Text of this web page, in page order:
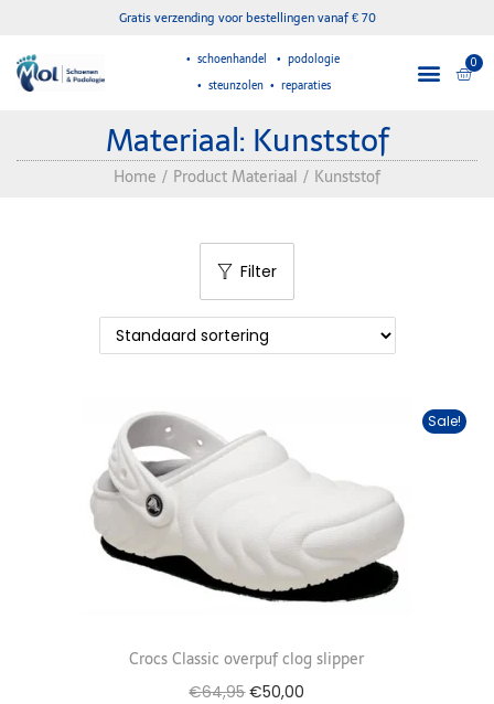
Gratis verzending voor bestellingen vanaf € 70
• schoenhandel • podologie
• steunzolen • reparaties
0
Materiaal: Kunststof
Home / Product Materiaal / Kunststof
Filter
Sale!
Crocs Classic overpuf clog slipper
€64,95 €50,00